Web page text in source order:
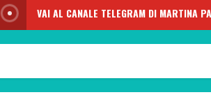
VAI AL CANALE TELEGRAM DI MARTINA